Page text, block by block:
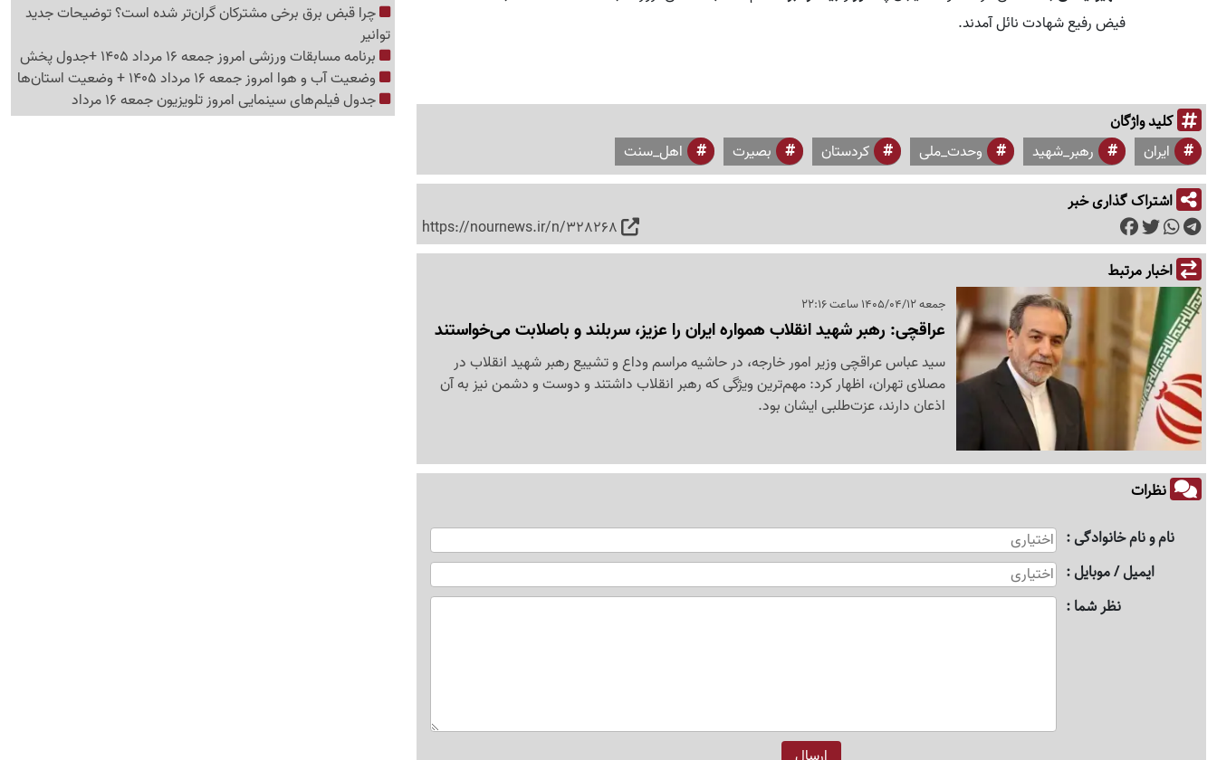
فیض رفیع شهادت نائل آمدند.
کلید واژگان
ایران رهبر_شهید وحدت_ملی کردستان بصیرت اهل_سنت
اشتراک گذاری خبر
https://nournews.ir/n/328268
اخبار مرتبط
جمعه 1405/04/12 ساعت 22:16
عراقچی: رهبر شهید انقلاب همواره ایران را عزیز، سربلند و باصلابت می‌خواستند
سید عباس عراقچی وزیر امور خارجه، در حاشیه مراسم وداع و تشییع رهبر شهید انقلاب در
مصلای تهران، اظهار کرد: مهم‌ترین ویژگی که رهبر انقلاب داشتند و دوست و دشمن نیز به آن
اذعان دارند، عزت‌طلبی ایشان بود.
نظرات
نام و نام خانوادگی
ایمیل / موبایل
نظر شما
چرا قبض برق برخی مشترکان گران‌تر شده است؟ توضیحات جدید
توانیر
برنامه مسابقات ورزشی امروز جمعه 16 مرداد 1405 +جدول پخش
وضعیت آب و هوا امروز جمعه 16 مرداد 1405 + وضعیت استان‌ها
جدول فیلم‌های سینمایی امروز تلویزیون جمعه 16 مرداد